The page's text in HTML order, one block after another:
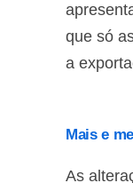
que só
a
Mais e
As